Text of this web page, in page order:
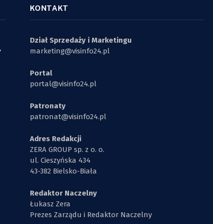
KONTAKT
Dział Sprzedaży i Marketingu
marketing@visinfo24.pl
Portal
portal@visinfo24.pl
Patronaty
patronat@visinfo24.pl
Adres Redakcji
ZERA GROUP sp. z o. o.
ul. Cieszyńska 434
43-382 Bielsko-Biała
Redaktor Naczelny
Łukasz Zera
Prezes Zarządu i Redaktor Naczelny